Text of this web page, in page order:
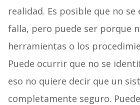
realidad. Es posible que no se
falla, pero puede ser porque
herramientas o los
Puede ocurrir que no se
eso no quiere decir que un
completamente seguro.